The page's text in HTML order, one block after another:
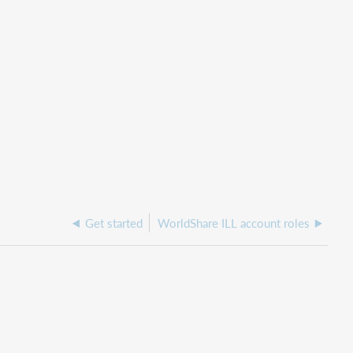
Get started WorldShare ILL account roles